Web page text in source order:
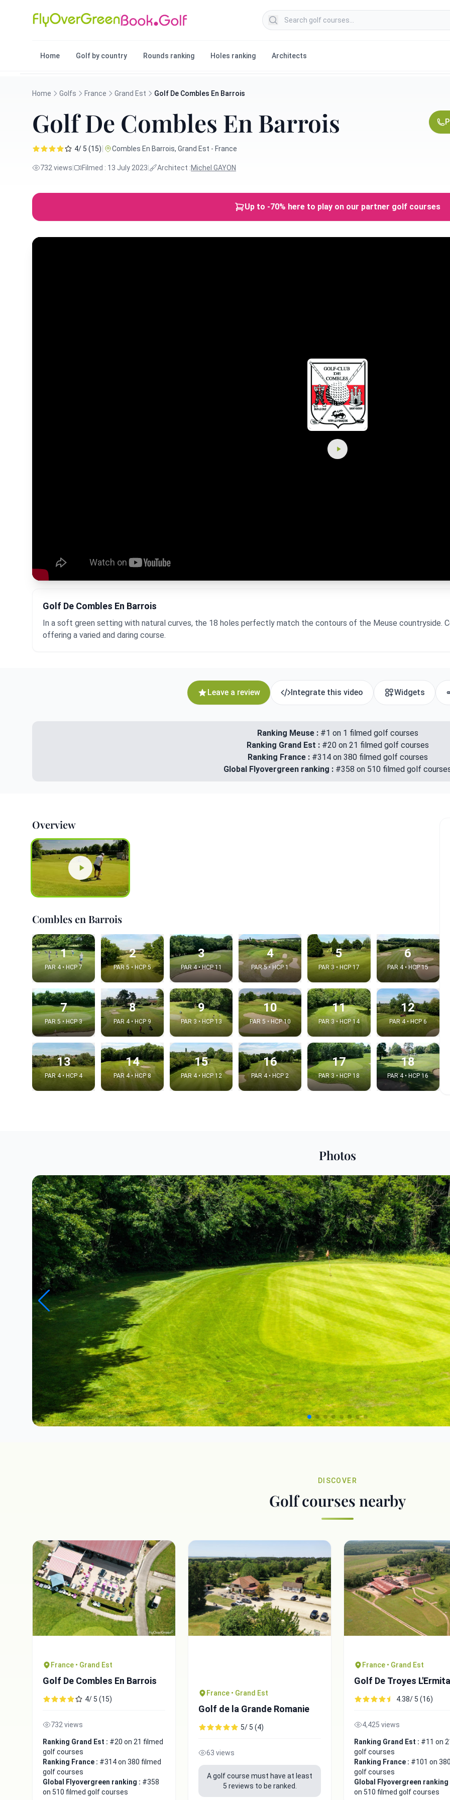
Search golf courses
Home Golf by country Rounds ranking Holes ranking Architects
Home Golfs France Grand Est Golf De Combles En Barrois
Golf De Combles En Barrois
4/ 5 (15)| Combles En Barrois, Grand Est - France
732 views Filmed : 13 July 2023 Architect :Michel GAYON
Up to -70% here to play on our partner golf courses
Golf De Combles En Barrois
In a soft green setting with natural curves, the 18 holes perfectly match the contours of the Meuse countryside.
offering a varied and daring course.
Leave a review Integrate this video Widgets
Ranking Meuse :#1 on 1 filmed golf courses
Ranking Grand Est : #20 on 21 filmed golf courses
Ranking France : #314 on 380 filmed golf courses
Global Flyovergreen ranking : #358 on 510 filmed golf
Overview
Combles en Barrois
1
PAR 4 • HCP 7
2
PAR 5 • HCP 5
3
PAR 4 • HCP 11
4
PAR 5 • HCP 1
5
PAR 3 • HCP 17
6
PAR 4 • HCP 15
7
PAR 5 • HCP 3
8
PAR 4 • HCP 9
9
PAR 3 • HCP 13
10
PAR 5 • HCP 10
11
PAR 3 • HCP 14
12
PAR 4 • HCP 6
13
PAR 4 • HCP 4
14
PAR 4 • HCP 8
15
PAR 4 • HCP 12
16
PAR 4 • HCP 2
17
PAR 3 • HCP 18
18
PAR 4 • HCP 16
Photos
DISCOVER
Golf courses nearby
France • Grand Est
Golf De Combles En Barrois
4/ 5 (15)
732 views
Ranking Grand Est : #20 on 21 filmed
golf courses
Ranking France : #314 on 380 filmed
golf courses
Global Flyovergreen ranking : #358
on 510 filmed golf courses
France • Grand Est
Golf de la Grande Romanie
5/ 5 (4)
63 views
A golf course must have at least
5 reviews to be ranked.
France • Grand Est
Golf De Troyes
4.38/ 5 (16)
4,425 views
Ranking Grand Est : #11 on
golf courses
Ranking France : #101 on
golf courses
Global Flyovergreen ranking
on 510 filmed golf courses
Integrate video
Video choice: